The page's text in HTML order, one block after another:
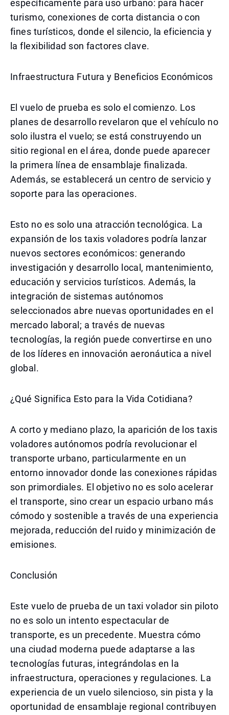
específicamente para uso urbano: para hacer
turismo, conexiones de corta distancia o con
fines turísticos, donde el silencio, la eficiencia y
la flexibilidad son factores clave.
Infraestructura Futura y Beneficios Económicos
El vuelo de prueba es solo el comienzo. Los
planes de desarrollo revelaron que el vehículo no
solo ilustra el vuelo; se está construyendo un
sitio regional en el área, donde puede aparecer
la primera línea de ensamblaje finalizada.
Además, se establecerá un centro de servicio y
soporte para las operaciones.
Esto no es solo una atracción tecnológica. La
expansión de los taxis voladores podría lanzar
nuevos sectores económicos: generando
investigación y desarrollo local, mantenimiento,
educación y servicios turísticos. Además, la
integración de sistemas autónomos
seleccionados abre nuevas oportunidades en el
mercado laboral; a través de nuevas
tecnologías, la región puede convertirse en uno
de los líderes en innovación aeronáutica a nivel
global.
¿Qué Significa Esto para la Vida Cotidiana?
A corto y mediano plazo, la aparición de los taxis
voladores autónomos podría revolucionar el
transporte urbano, particularmente en un
entorno innovador donde las conexiones rápidas
son primordiales. El objetivo no es solo acelerar
el transporte, sino crear un espacio urbano más
cómodo y sostenible a través de una experiencia
mejorada, reducción del ruido y minimización de
emisiones.
Conclusión
Este vuelo de prueba de un taxi volador sin piloto
no es solo un intento espectacular de
transporte, es un precedente. Muestra cómo
una ciudad moderna puede adaptarse a las
tecnologías futuras, integrándolas en la
infraestructura, operaciones y regulaciones. La
experiencia de un vuelo silencioso, sin pista y la
oportunidad de ensamblaje regional contribuyen